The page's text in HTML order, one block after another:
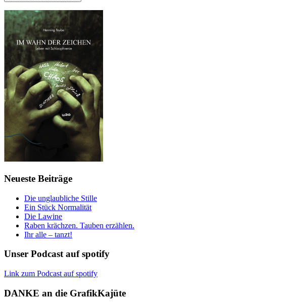
Neueste Beiträge
Die unglaubliche Stille
Ein Stück Normalität
Die Lawine
Raben krächzen. Tauben erzählen.
Ihr alle – tanzt!
Unser Podcast auf spotify
Link zum Podcast auf spotify
DANKE an die GrafikKajüte